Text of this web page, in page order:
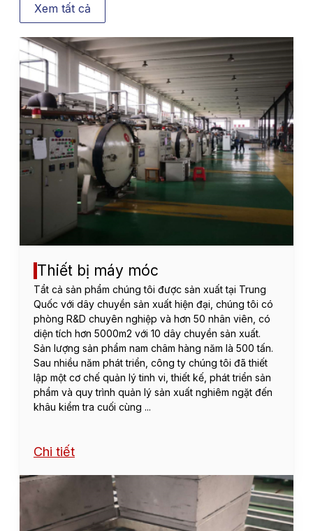
Xem tất cả
Thiết bị máy móc
Tẩt cả sản phẩm chúng tôi được sản xuất tại Trung
Quốc với dây chuyền sản xuất hiện đại, chúng tôi có
phòng R&D chuyên nghiệp và hơn 50 nhân viên, có
diện tích hơn 5000m2 với 10 dây chuyền sản xuất.
Sản lượng sản phẩm nam châm hàng năm là 500 tấn.
Sau nhiều năm phát triển, công ty chúng tôi đã thiết
lập một cơ chế quản lý tinh vi, thiết kế, phát triển sản
phẩm và quy trình quản lý sản xuất nghiêm ngặt đến
khâu kiểm tra cuối cùng ...
Chi tiết